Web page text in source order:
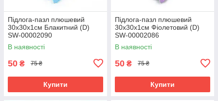
Підлога-пазл плюшевий
30х30х1см Блакитний (D)
SW-00002090
В наявності
50 ₴ 75 ₴
Купити
Підлога-пазл плюшевий
30х30х1см Фіолетовий (D)
SW-00002086
В наявності
50 ₴ 75 ₴
Купити